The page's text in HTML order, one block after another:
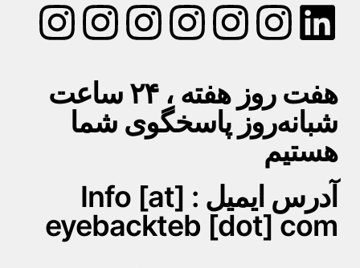
هفت روز هفته ، ۲۴ ساعت
شبانه‌روز پاسخگوی شما
هستیم
آدرس ایمیل : Info [at]
eyebackteb [dot] com